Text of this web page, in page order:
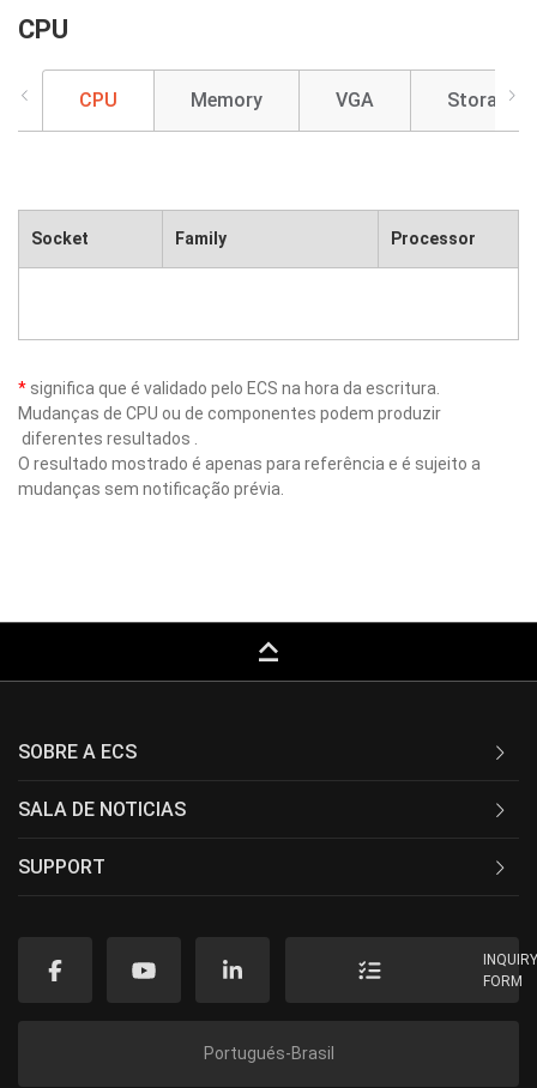
CPU
CPU Memory VGA Storage
Socket Family Processor
* significa que é validado pelo ECS na hora da escritura.
Mudanças de CPU ou de componentes podem produzir
diferentes resultados .
O resultado mostrado é apenas para referência e é sujeito a
mudanças sem notificação prévia.
keyboard_capslock
SOBRE A ECS
SALA DE NOTICIAS
SUPPORT
FORM
Portugués-Brasil